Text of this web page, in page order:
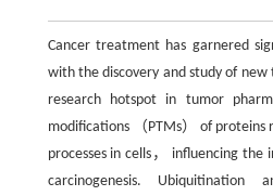
Cancer treatment has garnered
with the discovery and study of
research hotspot in tumor
modifications （PTMs） of
processes in cells， influencing the
carcinogenesis. Ubiquitination